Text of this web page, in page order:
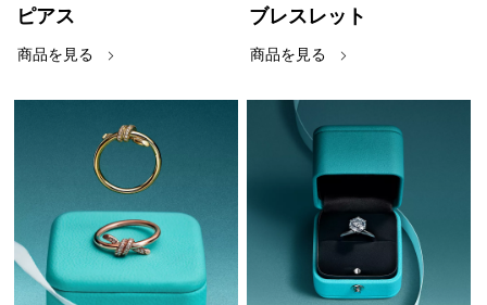
ピアス
商品を見る
ブレスレット
商品を見る